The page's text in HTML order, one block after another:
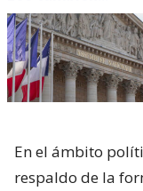
En el ámbito
respaldo de la